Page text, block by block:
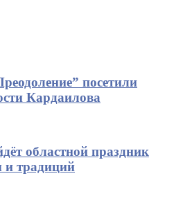
посетили
Кардаилова
областной праздник
и традиций